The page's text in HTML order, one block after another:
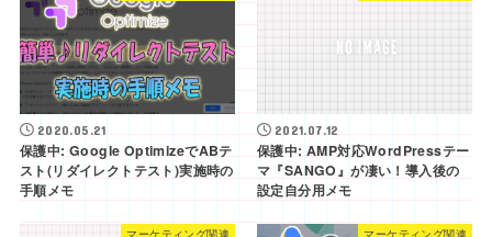
2020.05.21
保護中: Google OptimizeでABテ
スト(リダイレクトテスト)実施時の
手順メモ
2021.07.12
保護中: AMP対応WordPressテー
マ『SANGO』が凄い！導入後の
設定自分用メモ
マーケティング関連 マーケティング関連